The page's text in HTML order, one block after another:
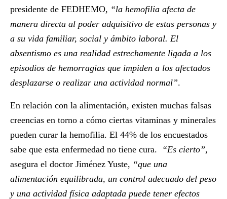
presidente de FEDHEMO, “la hemofilia afecta de
manera directa al poder adquisitivo de estas personas y
a su vida familiar, social y ámbito laboral. El
absentismo es una realidad estrechamente ligada a los
episodios de hemorragias que impiden a los afectados
desplazarse o realizar una actividad normal”.
En relación con la alimentación, existen muchas falsas
creencias en torno a cómo ciertas vitaminas y minerales
pueden curar la hemofilia. El 44% de los encuestados
sabe que esta enfermedad no tiene cura.
“Es cierto”,
asegura el doctor Jiménez Yuste, “que una
alimentación equilibrada, un control adecuado del peso
y una actividad física adaptada puede tener efectos